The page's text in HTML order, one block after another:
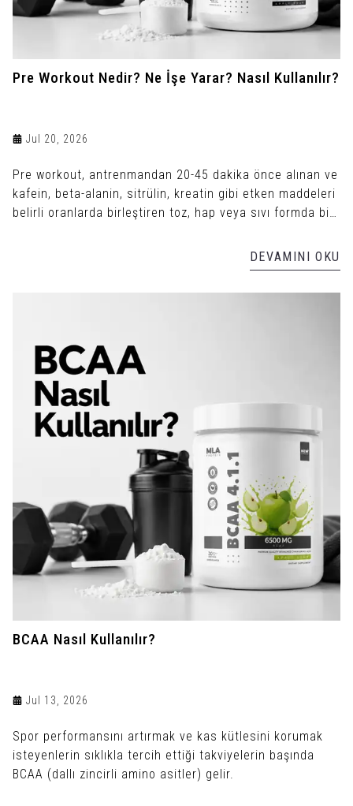
Pre Workout Nedir? Ne İşe Yarar? Nasıl Kullanılır?
Jul 20, 2026
Pre workout, antrenmandan 20-45 dakika önce alınan ve
kafein, beta-alanin, sitrülin, kreatin gibi etken maddeleri
belirli oranlarda birleştiren toz, hap veya sıvı formda bir
DEVAMINI OKU
BCAA Nasıl Kullanılır?
Jul 13, 2026
Spor performansını artırmak ve kas kütlesini korumak
isteyenlerin sıklıkla tercih ettiği takviyelerin başında
BCAA (dallı zincirli amino asitler) gelir.